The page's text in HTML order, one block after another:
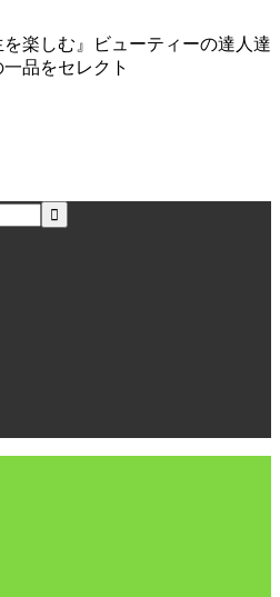
を楽しむ』ビューティーの達人達
品をセレクト